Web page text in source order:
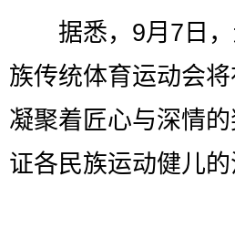
据悉，9月7日，
族传统体育运动会
凝聚着匠心与深情
证各民族运动健儿的